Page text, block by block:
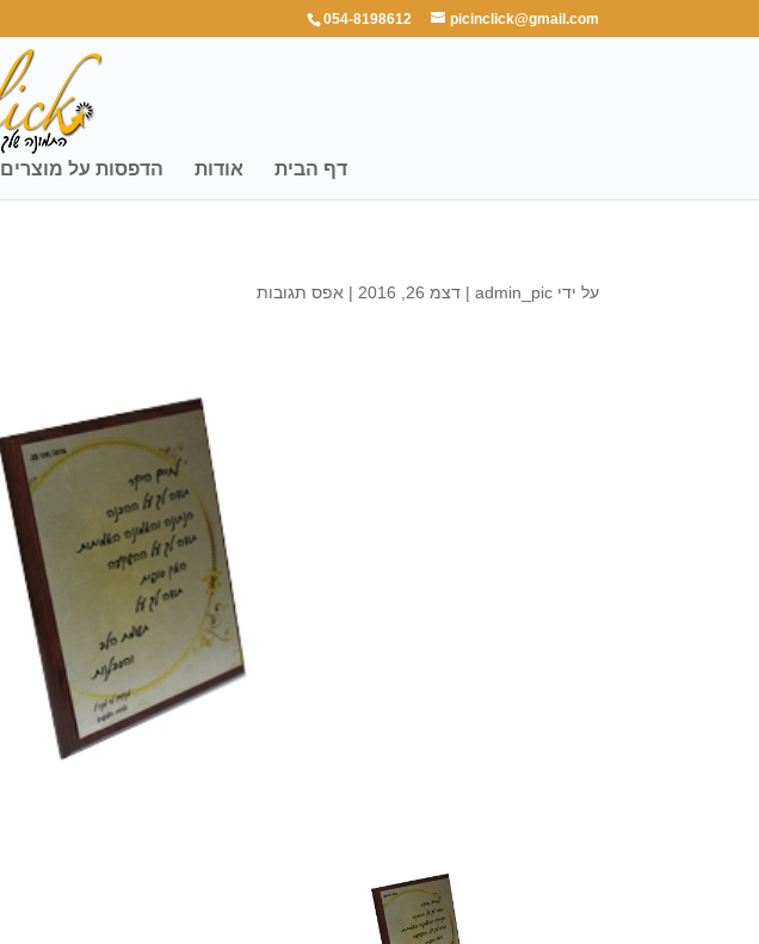
054-8198612 picinclick@gmail.com
דף הבית אודות הדפסות על מוצרים
על ידיadmin_pic
|דצמ 26, 2016 | אפס תגובות